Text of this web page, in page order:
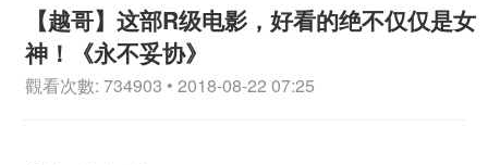
【越哥】这部R级电影，好看的绝不仅仅是女
神！《永不妥协》
觀看次數: 734903 • 2018-08-22 07:25